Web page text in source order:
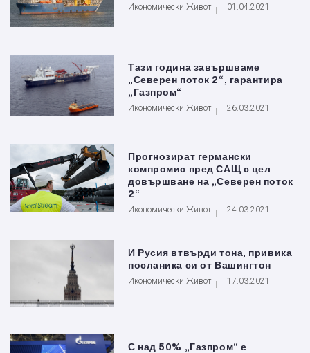
Икономически Живот 01.04.2021
Тази година завършваме
„Северен поток 2“, гарантира
„Газпром“
Икономически Живот 26.03.2021
Прогнозират германски
компромис пред САЩ с цел
довършване на „Северен поток
2“
Икономически Живот 24.03.2021
И Русия втвърди тона, привика
посланика си от Вашингтон
Икономически Живот 17.03.2021
С над 50% „Газпром“ е